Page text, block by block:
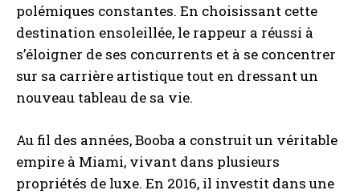
polémiques constantes. En choisissant cette
destination ensoleillée, le rappeur a réussi à
s’éloigner de ses concurrents et à se concentrer
sur sa carrière artistique tout en dressant un
nouveau tableau de sa vie.
Au fil des années, Booba a construit un véritable
empire à Miami, vivant dans plusieurs
propriétés de luxe. En 2016, il investit dans une